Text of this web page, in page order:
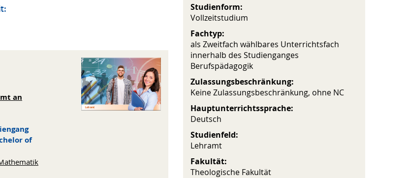
an
of
Studienform:
Vollzeitstudium
Fachtyp:
als Zweitfach wählbares Unterrichtsfach
innerhalb des Studienganges
Berufspädagogik
Zulassungsbeschränkung:
Keine Zulassungsbeschränkung, ohne NC
Hauptunterrichtssprache:
Deutsch
Studienfeld:
Lehramt
Fakultät:
Theologische Fakultät